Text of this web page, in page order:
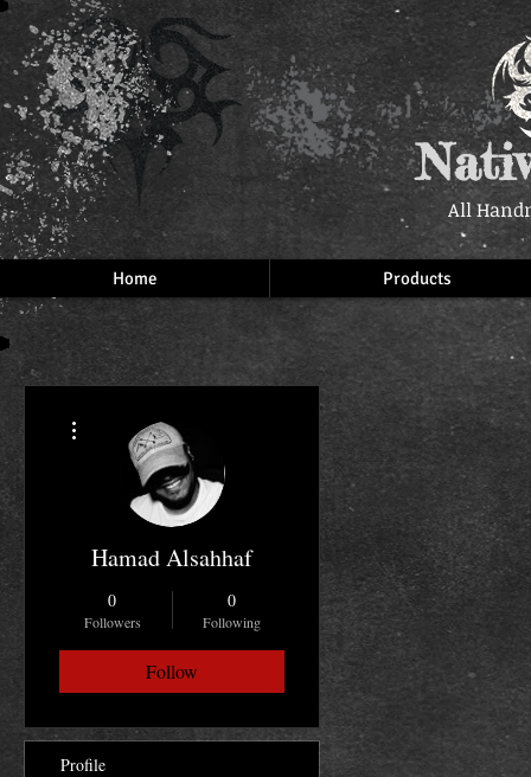
All
Home Products
Hamad Alsahhaf
0
Followers
0
Following
Follow
Profile